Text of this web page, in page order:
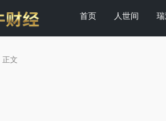
首页 人世间
正文